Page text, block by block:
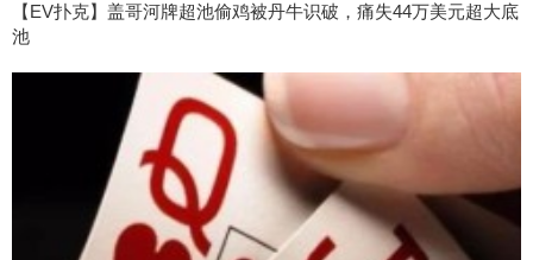
【EV扑克】盖哥河牌超池偷鸡被丹牛识破，痛失44万美元超大底
池